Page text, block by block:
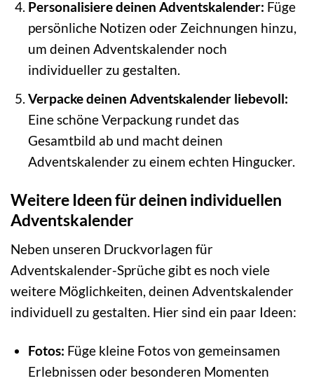
Personalisiere deinen Adventskalender: Füge
persönliche Notizen oder Zeichnungen hinzu,
um deinen Adventskalender noch
individueller zu gestalten.
Verpacke deinen Adventskalender liebevoll:
Eine schöne Verpackung rundet das
Gesamtbild ab und macht deinen
Adventskalender zu einem echten Hingucker.
Weitere Ideen für deinen individuellen
Adventskalender
Neben unseren Druckvorlagen für
Adventskalender-Sprüche gibt es noch viele
weitere Möglichkeiten, deinen Adventskalender
individuell zu gestalten. Hier sind ein paar Ideen:
Fotos: Füge kleine Fotos von gemeinsamen
Erlebnissen oder besonderen Momenten